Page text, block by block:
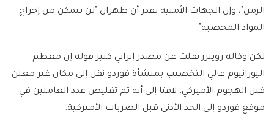
الزمن"، وإن الجهات الأمنية تقدر أن طهران "لن تتمكن من إخراج
المواد المخصبة".
لكن وكالة رويترز نقلت عن مصدر إيراني كبير قوله إن معظم
اليورانيوم عالي التخصيب بمنشأة فوردو نقل إلى مكان غير معلن
قبل الهجوم الأميركي، لافتا إلى أنه تم تقليص عدد العاملين في
موقع فوردو إلى الحد الأدنى قبل الضربات الأميركية.